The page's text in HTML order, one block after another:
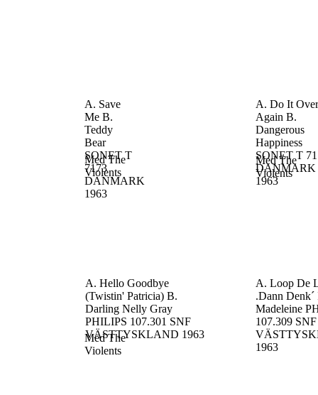
A. Save
Me B.
Teddy
Bear
SONET T
7173
DANMARK
1963
A. Do It Over
Again B.
Dangerous
Happiness
SONET T
DANMARK
1963
A. Hello Goodbye
(Twistin' Patricia) B.
Darling Nelly Gray
PHILIPS 107.301 SNF
VÄSTTYSKLAND 1963
A. Loop De
.Dann
Madeleine
107.309 SNF
1963
Med The
Violents
Med The
Violents
Med The
Violents